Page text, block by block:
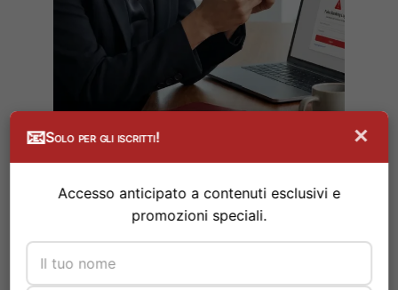
Comprendere le tecniche di manipolazione
psicologica aiuta a sventare gli attacchi ai
📧Solo per gli iscritti! ×
Accesso anticipato a contenuti esclusivi e
promozioni speciali.